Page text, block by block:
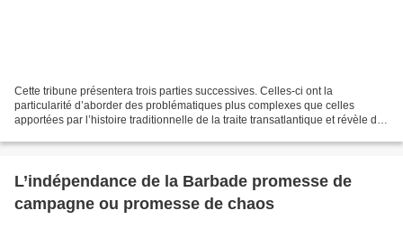
Cette tribune présentera trois parties successives. Celles-ci ont la
particularité d’aborder des problématiques plus complexes que celles
apportées par l’histoire traditionnelle de la traite transatlantique et révèle des
L’indépendance de la Barbade promesse de
campagne ou promesse de chaos